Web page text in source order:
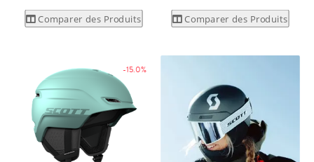
Comparer des Produits Comparer des Produits
-15.0%